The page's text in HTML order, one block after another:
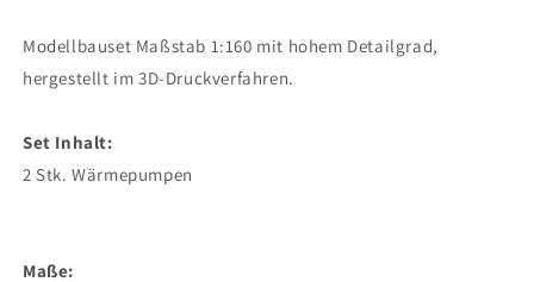
Modellbauset Maßstab 1:160 mit hohem Detailgrad,
hergestellt im 3D-Druckverfahren.
Set Inhalt:
2 Stk. Wärmepumpen
Maße: